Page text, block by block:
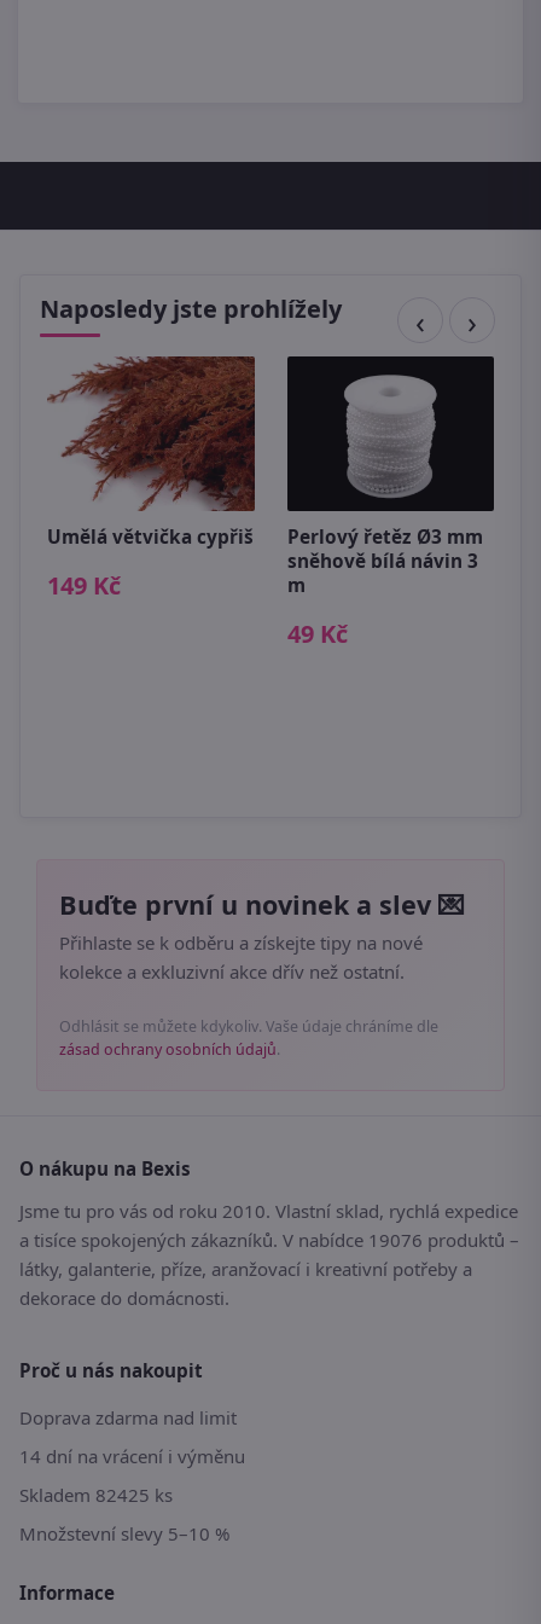
Naposledy jste prohlížely
Umělá větvička cypřiš
149 Kč
Perlový řetěz Ø3 mm
sněhově bílá návin 3
m
49 Kč
Buďte první u novinek a slev 💌
Přihlaste se k odběru a získejte tipy na nové
kolekce a exkluzivní akce dřív než ostatní.
Odhlásit se můžete kdykoliv. Vaše údaje chráníme dle
zásad ochrany osobních údajů.
O nákupu na Bexis
Jsme tu pro vás od roku 2010. Vlastní sklad, rychlá expedice
a tisíce spokojených zákazníků. V nabídce 19076 produktů –
látky, galanterie, příze, aranžovací i kreativní potřeby a
dekorace do domácnosti.
Proč u nás nakoupit
Doprava zdarma nad limit
14 dní na vrácení i výměnu
Skladem 82425 ks
Množstevní slevy 5–10 %
Informace